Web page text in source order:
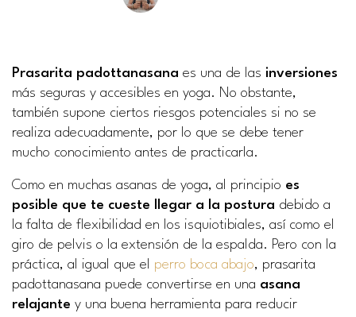
Prasarita padottanasana es una de las inversiones
más seguras y accesibles en yoga. No obstante,
también supone ciertos riesgos potenciales si no se
realiza adecuadamente, por lo que se debe tener
mucho conocimiento antes de practicarla.
Como en muchas asanas de yoga, al principio es
posible que te cueste llegar a la postura debido a
la falta de flexibilidad en los isquiotibiales, así como el
giro de pelvis o la extensión de la espalda. Pero con la
práctica, al igual que el perro boca abajo, prasarita
padottanasana puede convertirse en una asana
relajante y una buena herramienta para reducir